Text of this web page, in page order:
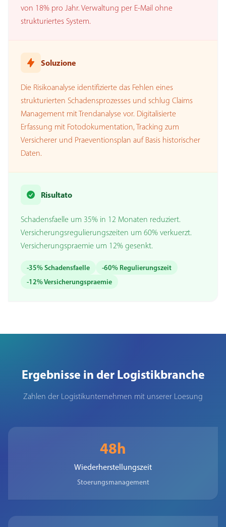
von 18% pro Jahr. Verwaltung per E-Mail ohne
strukturiertes System.
Soluzione
Die Risikoanalyse identifizierte das Fehlen eines
strukturierten Schadensprozesses und schlug Claims
Management mit Trendanalyse vor. Digitalisierte
Erfassung mit Fotodokumentation, Tracking zum
Versicherer und Praeventionsplan auf Basis historischer
Daten.
Risultato
Schadensfaelle um 35% in 12 Monaten reduziert.
Versicherungsregulierungszeiten um 60% verkuerzt.
Versicherungspraemie um 12% gesenkt.
-35% Schadensfaelle
-60% Regulierungszeit
-12% Versicherungspraemie
Ergebnisse in der Logistikbranche
Zahlen der Logistikunternehmen mit unserer Loesung
48h
Wiederherstellungszeit
Stoerungsmanagement